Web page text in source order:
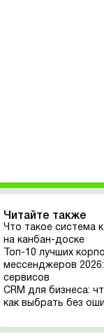
Читайте также
Что такое система
на канбан-доске
Топ-10 лучших
мессенджеров
сервисов
CRM для бизнеса:
как выбрать без